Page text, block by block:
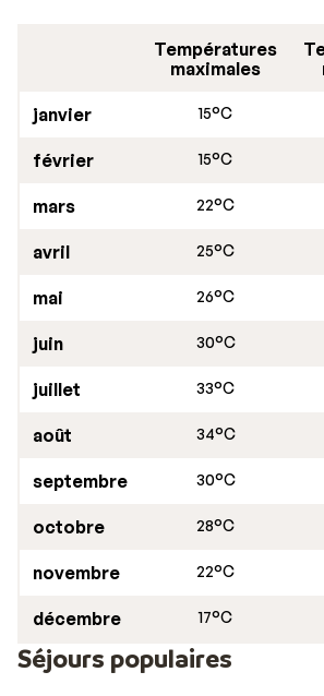
Remarque : il n'y a pas de guichet
Anaxos. Il est recommandé
Températures
maximales
janvier 15°C
février 15°C
mars 22°C
avril 25°C
mai 26°C
juin 30°C
juillet 33°C
août 34°C
septembre 30°C
octobre 28°C
novembre 22°C
décembre 17°C
Séjours populaires